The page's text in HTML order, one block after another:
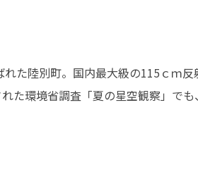
た陸別町。国内最大級の115ｃｍ
た環境省調査「夏の星空観察」で